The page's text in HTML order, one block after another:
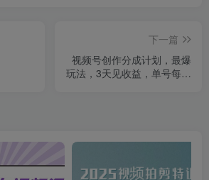
下一篇
视频号创作分成计划，最爆
玩法，3天见收益，单号每月